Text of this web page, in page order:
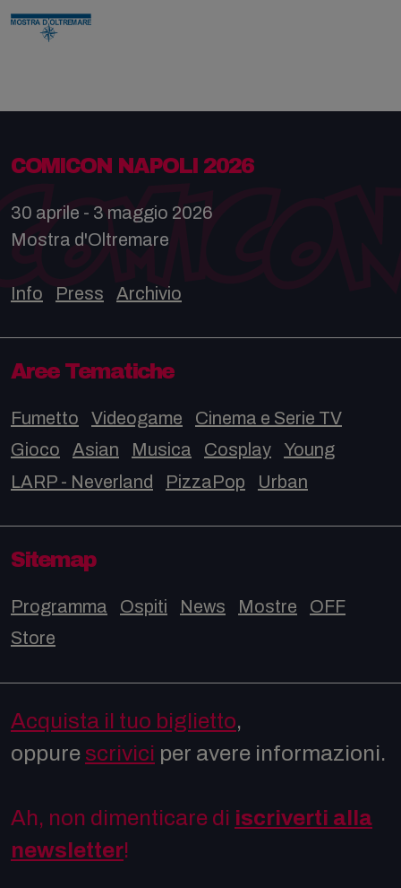
COMICON NAPOLI 2026
30 aprile - 3 maggio 2026
Mostra d'Oltremare
Info Press Archivio
Aree Tematiche
Fumetto Videogame
Cinema e Serie TV
Gioco
Asian Musica Cosplay
Young
LARP - Neverland
PizzaPop Urban
Sitemap
Programma Ospiti News Mostre
OFF
Store
Acquista il tuo biglietto,
oppure scrivici per avere informazioni.
Ah, non dimenticare di iscriverti alla
newsletter!